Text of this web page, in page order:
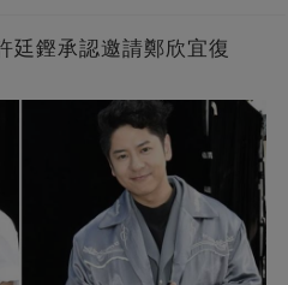
廷鏗承認邀請鄭欣宜復